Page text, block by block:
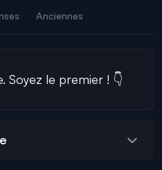
Anciennes
Soyez le premier ! 👇